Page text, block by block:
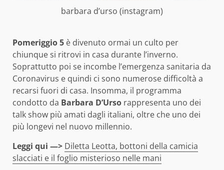
barbara d’urso (instagram)
Pomeriggio 5 è divenuto ormai un culto per
chiunque si ritrovi in casa durante l’inverno.
Soprattutto poi se incombe l’emergenza sanitaria da
Coronavirus e quindi ci sono numerose difficoltà a
recarsi fuori di casa. Insomma, il programma
condotto da Barbara D’Urso rappresenta uno dei
talk show più amati dagli italiani, oltre che uno dei
più longevi nel nuovo millennio.
Leggi qui —> Diletta Leotta, bottoni della camicia
slacciati e il foglio misterioso nelle mani